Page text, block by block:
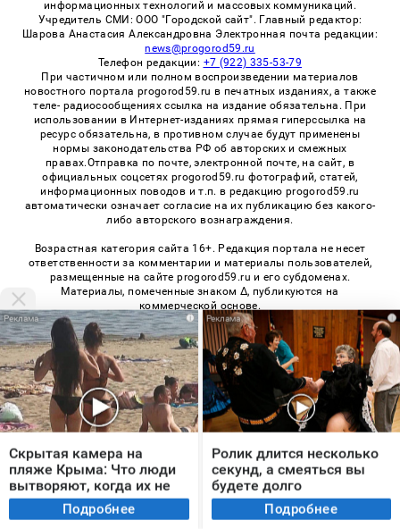
информационных технологий и массовых коммуникаций.
Учредитель СМИ: ООО "Городской сайт". Главный редактор:
Шарова Анастасия Александровна Электронная почта редакции:
news@progorod59.ru
Телефон редакции: +7 (922) 335-53-79
При частичном или полном воспроизведении материалов
новостного портала progorod59.ru в печатных изданиях, а также
теле- радиосообщениях ссылка на издание обязательна. При
использовании в Интернет-изданиях прямая гиперссылка на
ресурс обязательна, в противном случае будут применены
нормы законодательства РФ об авторских и смежных
правах.Отправка по почте, электронной почте, на сайт, в
официальных соцсетях progorod59.ru фотографий, статей,
информационных поводов и т.п. в редакцию progorod59.ru
автоматически означает согласие на их публикацию без какого-
либо авторского вознаграждения.
Возрастная категория сайта 16+. Редакция портала не несет
ответственности за комментарии и материалы пользователей,
размещенные на сайте progorod59.ru и его субдоменах.
Материалы, помеченные знаком Δ, публикуются на
коммерческой основе.
«На информационном ресурсе применяются рекомендательные
технологии (информационные технологии предоставления
информации на основе сбора, систематизации и анализа
сведений, относящихся к предпочтениям пользователей сети
«Интернет», находящихся на территории Российской
Федерации)». Правила применения рекомендательных
технологий в виджетах рекламно-обменной сети«СМИ2» (PDF),
«Sparrow» (PDF)
© 2026 «Про Город Пермь» | Все права защищены
Возрастная категория сайта 16+
i
Скрытая камера на
пляже Крыма: Что люди
вытворяют, когда их не
видят... Подробнее
i
Ролик длится несколько
секунд, а смеяться вы
будете долго
Подробнее